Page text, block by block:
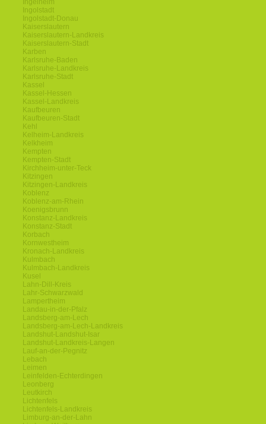
Ingelheim
Ingolstadt
Ingolstadt-Donau
Kaiserslautern
Kaiserslautern-Landkreis
Kaiserslautern-Stadt
Karben
Karlsruhe-Baden
Karlsruhe-Landkreis
Karlsruhe-Stadt
Kassel
Kassel-Hessen
Kassel-Landkreis
Kaufbeuren
Kaufbeuren-Stadt
Kehl
Kelheim-Landkreis
Kelkheim
Kempten
Kempten-Stadt
Kirchheim-unter-Teck
Kitzingen
Kitzingen-Landkreis
Koblenz
Koblenz-am-Rhein
Koenigsbrunn
Konstanz-Landkreis
Konstanz-Stadt
Korbach
Kornwestheim
Kronach-Landkreis
Kulmbach
Kulmbach-Landkreis
Kusel
Lahn-Dill-Kreis
Lahr-Schwarzwald
Lampertheim
Landau-in-der-Pfalz
Landsberg-am-Lech
Landsberg-am-Lech-Landkreis
Landshut-Landshut-Isar
Landshut-Landkreis-Langen
Lauf-an-der-Pegnitz
Lebach
Leimen
Leinfelden-Echterdingen
Leonberg
Leutkirch
Lichtenfels
Lichtenfels-Landkreis
Limburg-an-der-Lahn